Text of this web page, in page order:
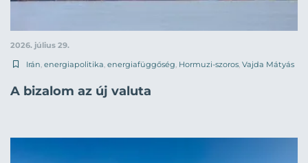
2026. július 29.
Irán, energiapolitika, energiafüggőség, Hormuzi-szoros, Vajda Mátyás
A bizalom az új valuta